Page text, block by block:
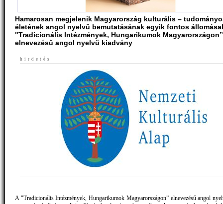
Hamarosan megjelenik Magyarország kulturális –
életének angol nyelvű bemutatásának egyik fontos
"Tradicionális Intézmények, Hungarikumok Magyarországon”
elnevezésű angol nyelvű kiadvány
hirdetés
A "Tradicionális Intézmények, Hungarikumok Magyarországon” elnevezésű angol